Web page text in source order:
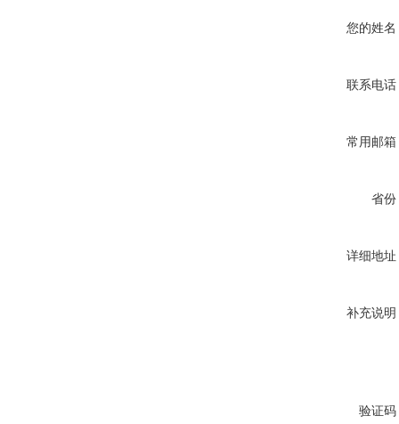
您的姓名
联系电话
常用邮箱
省份
详细地址
补充说明
验证码